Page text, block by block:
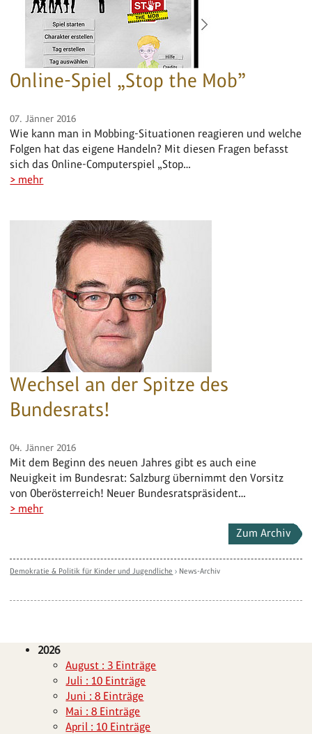
Online-Spiel „Stop the Mob”
07. Jänner 2016
Wie kann man in Mobbing-Situationen reagieren und welche
Folgen hat das eigene Handeln? Mit diesen Fragen befasst
sich das Online-Computerspiel „Stop…
> mehr
Wechsel an der Spitze des
Bundesrats!
04. Jänner 2016
Mit dem Beginn des neuen Jahres gibt es auch eine
Neuigkeit im Bundesrat: Salzburg übernimmt den Vorsitz
von Oberösterreich! Neuer Bundesratspräsident…
> mehr
Zum Archiv
Demokratie & Politik für Kinder und Jugendliche › News-Archiv
2026
August : 3 Einträge
Juli : 10 Einträge
Juni : 8 Einträge
Mai : 8 Einträge
April : 10 Einträge